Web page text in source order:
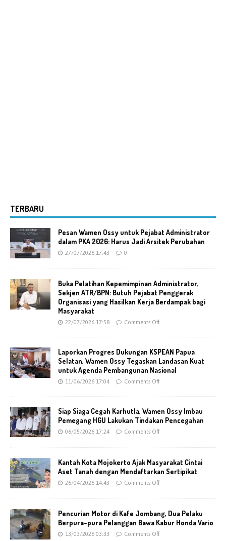
TERBARU
Pesan Wamen Ossy untuk Pejabat Administrator
dalam PKA 2026: Harus Jadi Arsitek Perubahan
27/07/2026 17:43 0
Buka Pelatihan Kepemimpinan Administrator,
Sekjen ATR/BPN: Butuh Pejabat Penggerak
Organisasi yang Hasilkan Kerja Berdampak bagi
Masyarakat
22/07/2026 17:58 Comments Off
Laporkan Progres Dukungan KSPEAN Papua
Selatan, Wamen Ossy Tegaskan Landasan Kuat
untuk Agenda Pembangunan Nasional
11/06/2026 17:04 Comments Off
Siap Siaga Cegah Karhutla, Wamen Ossy Imbau
Pemegang HGU Lakukan Tindakan Pencegahan
06/05/2026 17:24 Comments Off
Kantah Kota Mojokerto Ajak Masyarakat Cintai
Aset Tanah dengan Mendaftarkan Sertipikat
26/04/2026 14:43 Comments Off
Pencurian Motor di Kafe Jombang, Dua Pelaku
Berpura-pura Pelanggan Bawa Kabur Honda Vario
13/03/2026 03:33 Comments Off